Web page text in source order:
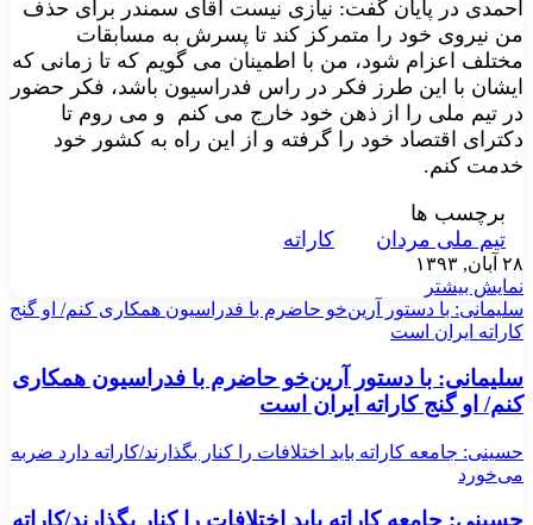
احمدی در پایان گفت: نیازی نیست آقای سمندر برای حذف
من نیروی خود را متمرکز کند تا پسرش به مسابقات
مختلف اعزام شود، من با اطمینان می گویم که تا زمانی که
ایشان با این طرز فکر در راس فدراسیون باشد، فکر حضور
در تیم ملی را از ذهن خود خارج می کنم و می روم تا
دکترای اقتصاد خود را گرفته و از این راه به کشور خود
خدمت کنم.
برچسب ها
تیم ملی مردان
کاراته
۲۸ آبان, ۱۳۹۳
نمایش بیشتر
سلیمانی: با دستور آرین‌خو حاضرم با فدراسیون همکاری کنم/ او گنج
کاراته ایران است
سلیمانی: با دستور آرین‌خو حاضرم با فدراسیون همکاری
کنم/ او گنج کاراته ایران است
حسینی: جامعه کاراته باید اختلافات را کنار بگذارند/کاراته دارد ضربه
می‌خورد